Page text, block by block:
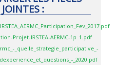
JOINTES :
Projet-IRSTEA-AERMC-1p_1.pdf
_quelle_strategie_participative_-
_2020.pdf